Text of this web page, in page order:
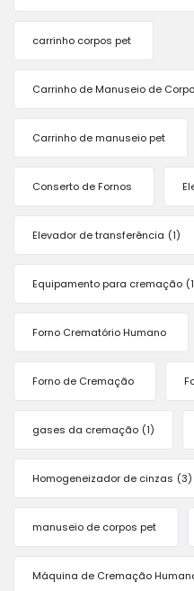
carrinho corpos pet
Carrinho de Manuseio de
Carrinho de manuseio pet
Conserto de Fornos
Elevador de transferência (1)
Equipamento para cremação
Forno Crematório Humano
Forno de Cremação
gases da cremação (1)
Homogeneizador de cinzas (3)
manuseio de corpos pet
Máquina de Cremação